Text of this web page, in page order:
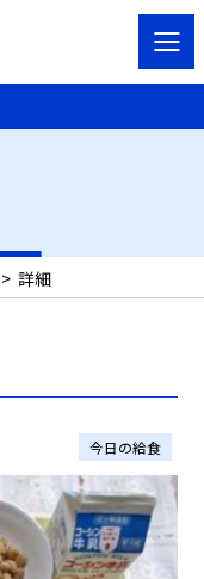
> 詳細
今日の給食